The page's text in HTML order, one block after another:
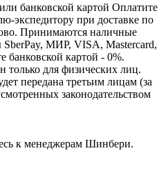
банковской картой Оплатите
экспедитору при доставке по
Принимаются наличные
SberPay, МИР, VISA, Mastercard,
банковской картой - 0%.
только для физических лиц.
передана третьим лицам (за
законодательством
к менеджерам Шинбери.